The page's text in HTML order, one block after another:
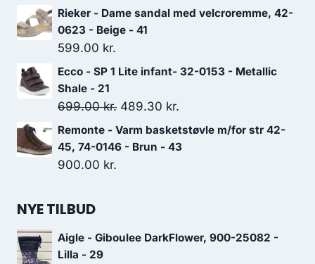
999.00 kr..
oprindelige
pris
699.00 kr..
aktuelle
489.30 kr..
Rieker - Dame sandal med velcroremme, 42-
0623 - Beige - 41
599.00 kr.
Ecco - SP 1 Lite infant- 32-0153 - Metallic
Shale - 21
699.00kr. Den
oprindelige
pris
489.30 kr.
aktuelle
pris
Remonte - Varm basketstøvle m/for str 42-
45, 74-0146 - Brun - 43
900.00 kr.
NYE TILBUD
Aigle - Giboulee DarkFlower, 900-25082 -
Lilla - 29